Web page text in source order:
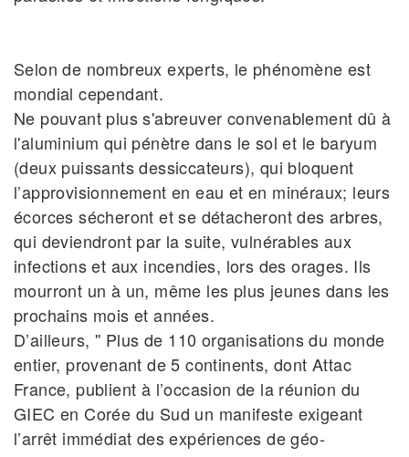
Selon de nombreux experts, le phénomène est
mondial cependant.
Ne pouvant plus s'abreuver convenablement dû à
l'aluminium qui pénètre dans le sol et le baryum
(deux puissants dessiccateurs), qui bloquent
l’approvisionnement en eau et en minéraux; leurs
écorces sécheront et se détacheront des arbres,
qui deviendront par la suite, vulnérables aux
infections et aux incendies, lors des orages. Ils
mourront un à un, même les plus jeunes dans les
prochains mois et années.
D’ailleurs, '' Plus de 110 organisations du monde
entier, provenant de 5 continents, dont Attac
France, publient à l’occasion de la réunion du
GIEC en Corée du Sud un manifeste exigeant
l’arrêt immédiat des expériences de géo-